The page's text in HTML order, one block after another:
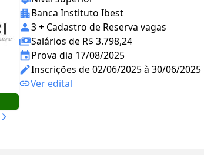
Banca Instituto Ibest
3 + Cadastro de Reserva vagas
Salários de R$ 3.798,24
Prova dia 17/08/2025
Inscrições de 02/06/2025 à 30/06/2025
Ver edital